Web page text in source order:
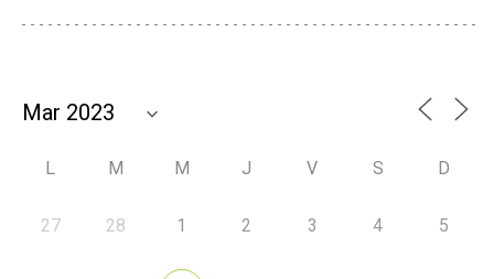
L M M J V S D
27 28 1 2 3 4 5